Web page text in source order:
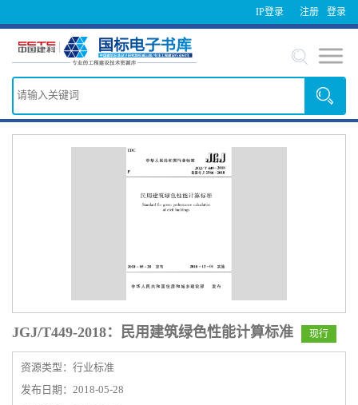
IP登录 登录
注册
JGJ/T449-2018：民用建筑绿色性能计算标准 现行
资源类型：行业标准
发布日期：2018-05-28